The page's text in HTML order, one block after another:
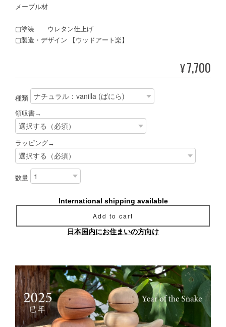
メープル材
▢塗装 ウレタン仕上げ
▢製造・デザイン 【ウッドアート楽】
¥7,700
種類
領収書→
ラッピング→
数量
International shipping available
Add to cart
日本国内にお住まいの方向け